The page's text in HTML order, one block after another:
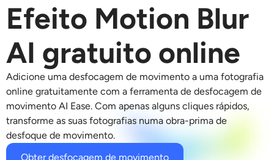
Imagem para vídeo
Efeitos de vídeo
Gerador de beijo AI
Imagem AI
Imagem para imagem
Texto para Imagem
Ferramentas de IA
Editor e Criador de Fotos
Precificação
Efeito Motion Blur
AI gratuito online
Adicione uma desfocagem de movimento a uma fotografia
online gratuitamente com a ferramenta de desfocagem de
movimento AI Ease. Com apenas alguns cliques rápidos,
transforme as suas fotografias numa obra-prima de
desfoque de movimento.
Obter desfocagem de movimento